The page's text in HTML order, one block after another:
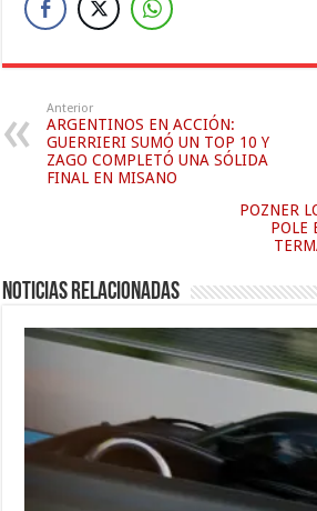
Anterior
ARGENTINOS EN ACCIÓN:
GUERRIERI SUMÓ UN TOP 10 Y
ZAGO COMPLETÓ UNA SÓLIDA
FINAL EN MISANO
POZNER
POLE
Noticias relacionadas